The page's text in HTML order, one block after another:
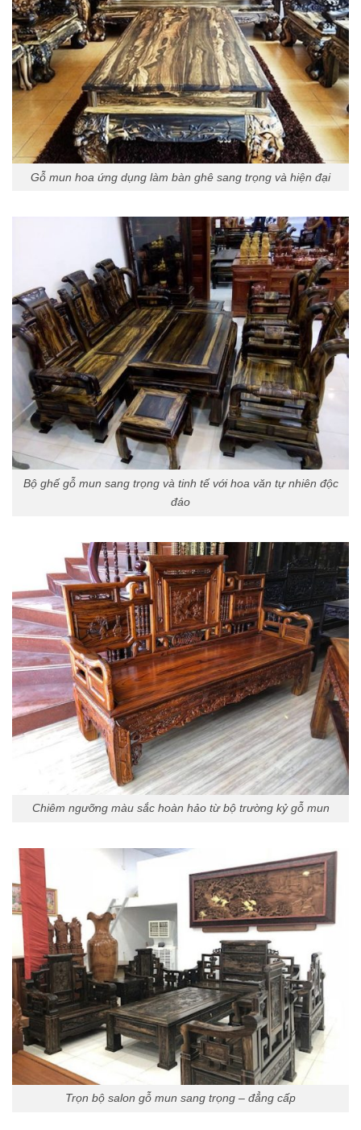
Gỗ mun hoa ứng dụng làm bàn ghê sang trọng và hiện đại
Bộ ghế gỗ mun sang trọng và tinh tế với hoa văn tự nhiên độc
đáo
Chiêm ngưỡng màu sắc hoàn hảo từ bộ trường kỷ gỗ mun
Trọn bộ salon gỗ mun sang trọng – đẳng cấp